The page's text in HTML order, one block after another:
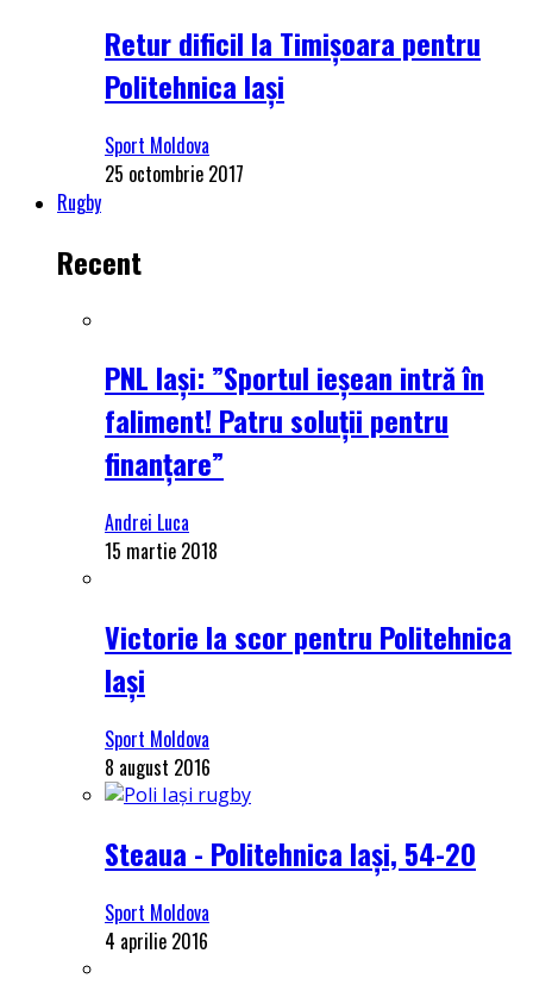
Retur dificil la Timișoara pentru
Politehnica Iași
Sport Moldova
25 octombrie 2017
Rugby
Recent
PNL Iași: ”Sportul ieșean intră în
faliment! Patru soluții pentru
finanțare”
Andrei Luca
15 martie 2018
Victorie la scor pentru Politehnica
Iași
Sport Moldova
8 august 2016
Steaua - Politehnica Iași, 54-20
Sport Moldova
4 aprilie 2016